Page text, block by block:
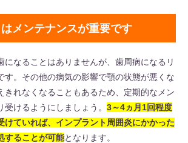
メンテナンスが重要です
になることはありませんが、歯周病になるリ
す。その他の病気の影響で顎の状態が悪くな
きれなくなることもあるため、定期的なメン
けるようにしましょう。 3～4ヵ月1回程度
けていれば、インプラント周囲炎にかかった
することが可能となります。